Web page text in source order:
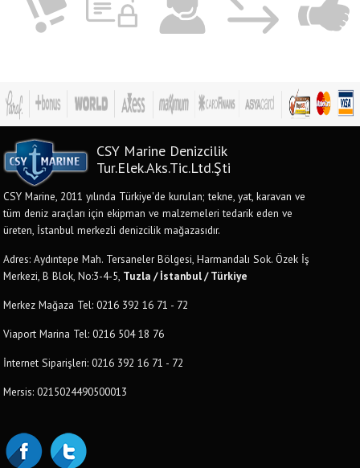
CSY Marine Denizcilik
Tur.Elek.Aks.Tic.Ltd.Şti
CSY Marine, 2011 yılında Türkiye'de kurulan; tekne, yat, karavan ve
tüm deniz araçları için ekipman ve malzemeleri tedarik eden ve
üreten, İstanbul merkezli denizcilik mağazasıdır.
Adres: Aydıntepe Mah. Tersaneler Bölgesi, Harmandalı Sok. Özek İş
Merkezi, B Blok, No:3-4-5, Tuzla / İstanbul / Türkiye
Merkez Mağaza Tel: 0216 392 16 71 - 72
Viaport Marina Tel: 0216 504 18 76
İnternet Siparişleri: 0216 392 16 71 - 72
Mersis: 0215024490500013